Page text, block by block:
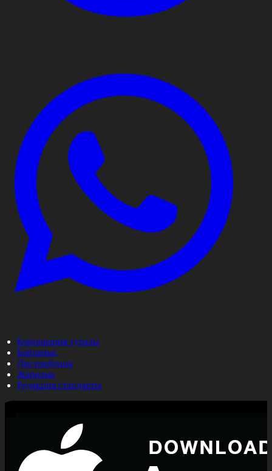
Корпорация туралы
Байланыс
Дистрибуция
Жарнама
Редакция стандарты